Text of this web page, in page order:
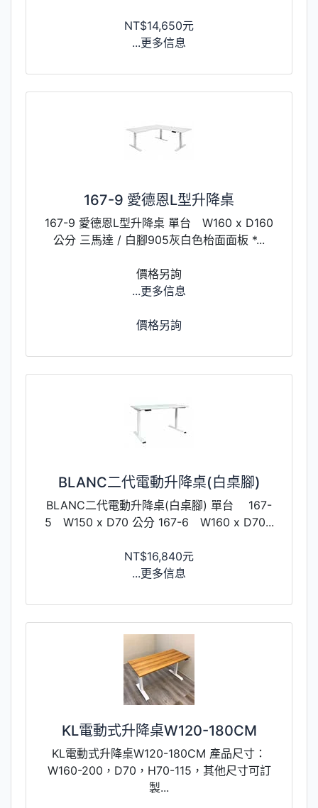
NT$14,650元
...更多信息
167-9 愛德恩L型升降桌
167-9 愛德恩L型升降桌 單台 W160 x D160
公分 三馬達 / 白腳905灰白色枱面面板 *...
價格另詢
...更多信息
價格另詢
BLANC二代電動升降桌(白桌腳)
BLANC二代電動升降桌(白桌腳) 單台 167-
5 W150 x D70 公分 167-6 W160 x D70...
NT$16,840元
...更多信息
KL電動式升降桌W120-180CM
KL電動式升降桌W120-180CM 產品尺寸：
W160-200，D70，H70-115，其他尺寸可訂
製...